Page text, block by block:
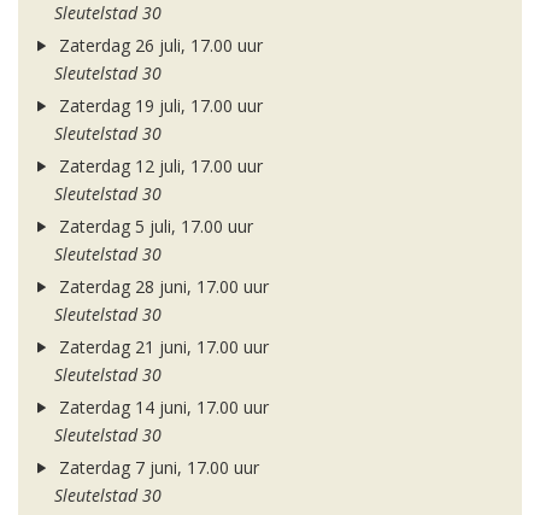
Sleutelstad 30
Zaterdag 26 juli, 17.00 uur
Sleutelstad 30
Zaterdag 19 juli, 17.00 uur
Sleutelstad 30
Zaterdag 12 juli, 17.00 uur
Sleutelstad 30
Zaterdag 5 juli, 17.00 uur
Sleutelstad 30
Zaterdag 28 juni, 17.00 uur
Sleutelstad 30
Zaterdag 21 juni, 17.00 uur
Sleutelstad 30
Zaterdag 14 juni, 17.00 uur
Sleutelstad 30
Zaterdag 7 juni, 17.00 uur
Sleutelstad 30